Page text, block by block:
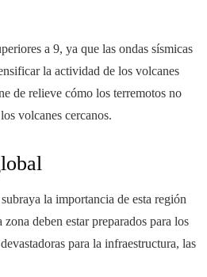
a 9, ya que las ondas sísmicas
la actividad de los volcanes
de relieve cómo los terremotos no
volcanes cercanos.
la importancia de esta región
deben estar preparados para los
para la infraestructura, las